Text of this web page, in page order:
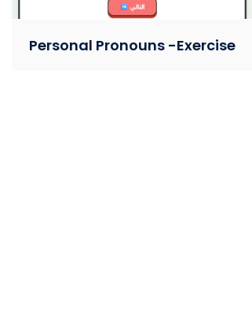
Personal Pronouns -Exercise